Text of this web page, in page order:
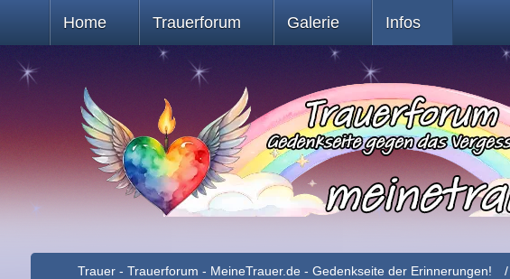
Home Trauerforum Galerie Infos
Trauer - Trauerforum - MeineTrauer.de - Gedenkseite der Erinnerungen!